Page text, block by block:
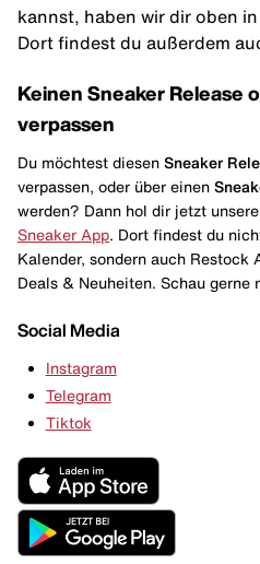
kannst, haben wir dir oben
Dort findest du außerdem
Keinen Sneaker Release
verpassen
Du möchtest diesen Sneaker
verpassen, oder über einen
werden? Dann hol dir jetzt
Sneaker App . Dort findest du
Kalender, sondern auch Restock
Deals & Neuheiten. Schau gerne
Social Media
Instagram
Telegram
Tiktok